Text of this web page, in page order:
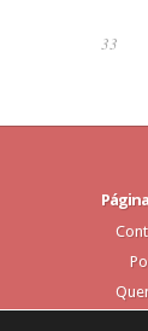
33